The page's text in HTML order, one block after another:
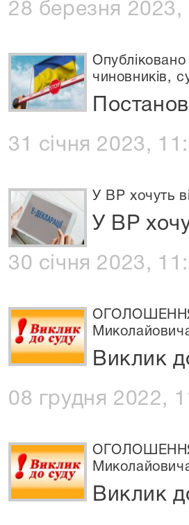
28 березня 2023,
чиновників,
31 січня 2023,
У ВР хочуть
У ВР
30 січня 2023,
ОГОЛОШЕННЯ
Виклик
08 грудня 2022,
ОГОЛОШЕННЯ
Виклик